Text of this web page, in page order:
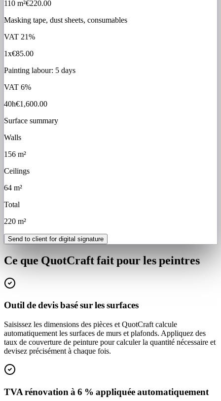
110 m²€220.00
Masking tape, dust sheets, consumables
VAT 21%
1x€85.00
Painting labour: 5 days
VAT 6%
40h€1,600.00
Surface summary
Walls
156 m²
Ceilings
64 m²
Total
220 m²
Send to client for digital signature
Ce que QuotCraft fait pour les peintres
Outil de devis basé sur les surfaces
Saisissez les dimensions des pièces et QuotCraft calcule
automatiquement les surfaces de murs et plafonds. Appliquez des
taux de couverture de peinture pour calculer la quantité nécessaire et
devisez précisément à chaque fois.
TVA rénovation à 6 % appliquée automatiquement